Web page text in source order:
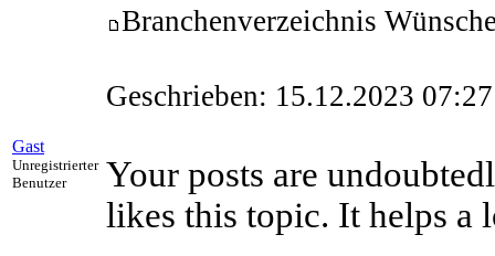
Gast
Unregistrierter
Benutzer
Branchenverzeichnis
Geschrieben: 15.12.2023 07:27
Your posts are
likes this topic. It helps